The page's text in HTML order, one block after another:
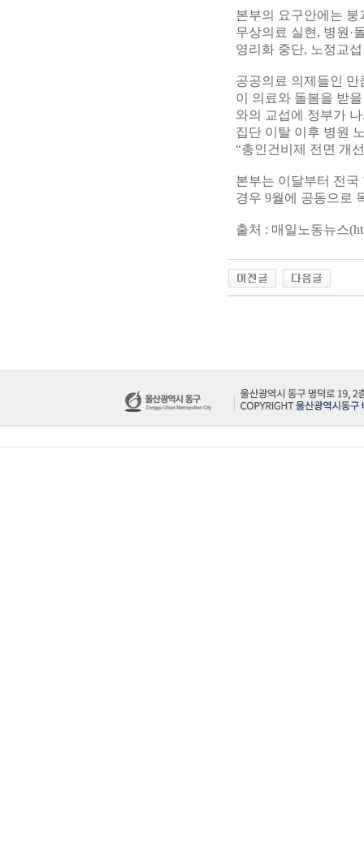
본부의 요구안에는 붕
무상의료 실현, 병원·
영리화 중단, 노정교
공공의료 의제들인
이 의료와 돌봄을 받
와의 교섭에 정부가
집단 이탈 이후 병원
“총인건비제 전면 개
본부는 이달부터 전
경우 9월에 공동으로
출처 : 매일노동뉴스(